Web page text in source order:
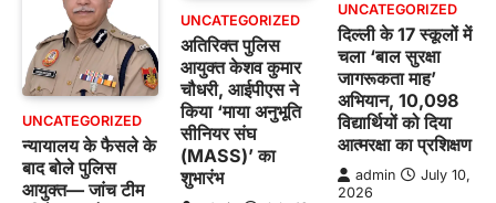
UNCATEGORIZED
न्यायालय के फैसले के
बाद बोले पुलिस
आयुक्त— जांच टीम
UNCATEGORIZED
अतिरिक्त पुलिस
आयुक्त केशव कुमार
चौधरी, आईपीएस ने
किया ‘माया अनुभूति
सीनियर संघ
(MASS)’ का
शुभारंभ
UNCATEGORIZED
दिल्ली के 17 स्कूलों में
चला ‘बाल सुरक्षा
जागरूकता माह’
अभियान, 10,098
विद्यार्थियों को दिया
आत्मरक्षा का प्रशिक्षण
admin
July 10,
2026